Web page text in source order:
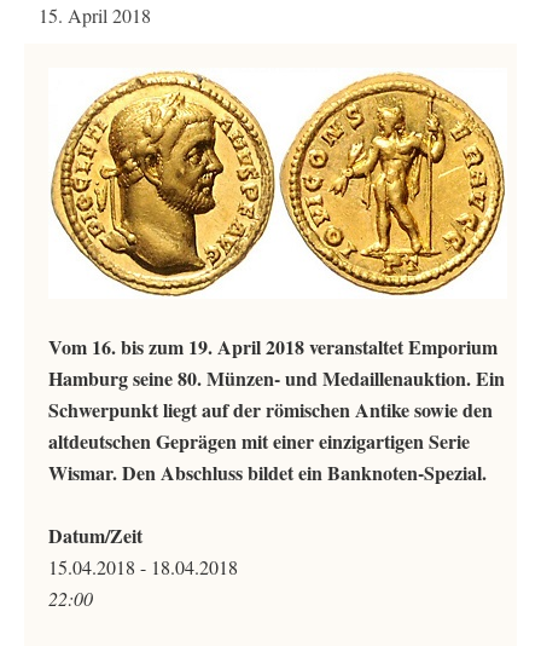
15. April 2018
Vom 16. bis zum 19. April 2018 veranstaltet Emporium
Hamburg seine 80. Münzen- und Medaillenauktion. Ein
Schwerpunkt liegt auf der römischen Antike sowie den
altdeutschen Geprägen mit einer einzigartigen Serie
Wismar. Den Abschluss bildet ein Banknoten-Spezial.
Datum/Zeit
15.04.2018 - 18.04.2018
22:00